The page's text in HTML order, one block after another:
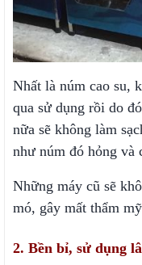
Nhất là núm cao su,
qua sử dụng rồi do
nữa sẽ không làm
như núm đó hỏng và
Những máy cũ sẽ
mó, gây mất thẩm
2. Bền bỉ, sử dụng